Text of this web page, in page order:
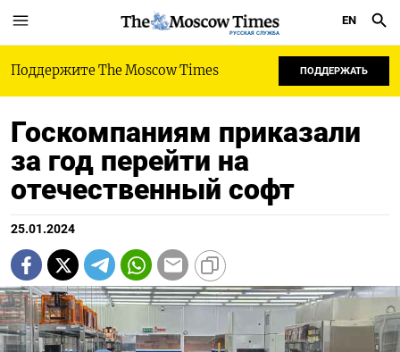
РУССКАЯ СЛУЖБА
EN
Поддержите The Moscow Times ПОДДЕРЖАТЬ
Госкомпаниям приказали
за год перейти на
отечественный софт
25.01.2024